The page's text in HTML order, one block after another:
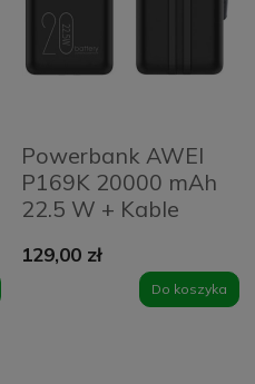
Powerbank AWEI
P169K 20000 mAh
22.5 W + Kable
Czarny - Black
129,00 zł
Do koszyka